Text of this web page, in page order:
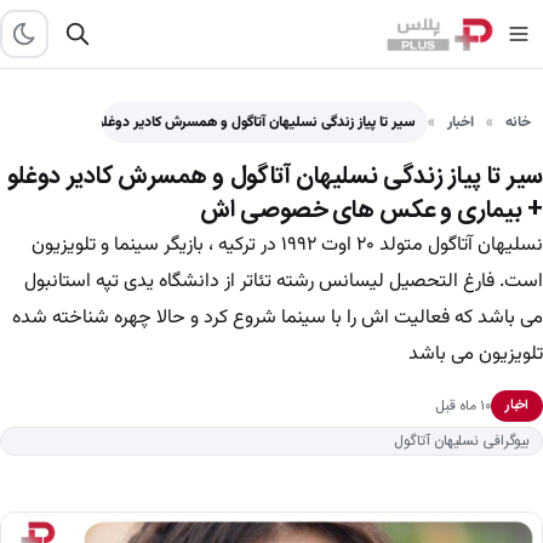
خانه اخبار سیر تا پیاز زندگی نسلیهان آتاگول و همسرش کادیر دوغلو…
سیر تا پیاز زندگی نسلیهان آتاگول و همسرش کادیر دوغلو
+ بیماری و عکس های خصوصی اش
نسلیهان آتاگول متولد ۲۰ اوت ۱۹۹۲ در ترکیه ، بازیگر سینما و تلویزیون
است. فارغ التحصیل لیسانس رشته تئاتر از دانشگاه یدی تپه استانبول
می باشد که فعالیت اش را با سینما شروع کرد و حالا چهره شناخته شده
تلویزیون می باشد
اخبار
۱۰ ماه قبل
بیوگرافی نسلیهان آتاگول